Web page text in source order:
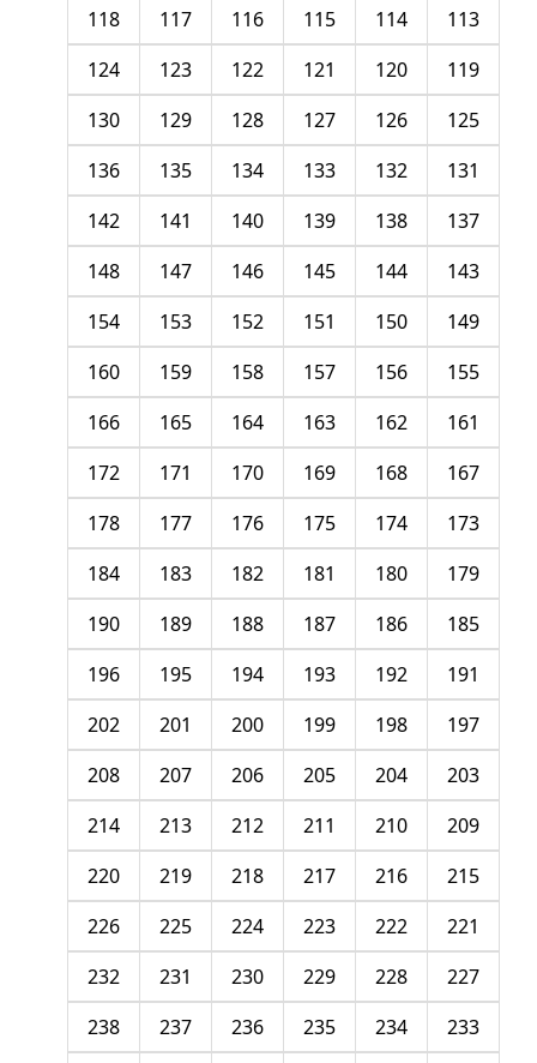
113
114
115
116
117
118
119
120
121
122
123
124
125
126
127
128
129
130
131
132
133
134
135
136
137
138
139
140
141
142
143
144
145
146
147
148
149
150
151
152
153
154
155
156
157
158
159
160
161
162
163
164
165
166
167
168
169
170
171
172
173
174
175
176
177
178
179
180
181
182
183
184
185
186
187
188
189
190
191
192
193
194
195
196
197
198
199
200
201
202
203
204
205
206
207
208
209
210
211
212
213
214
215
216
217
218
219
220
221
222
223
224
225
226
227
228
229
230
231
232
233
234
235
236
237
238